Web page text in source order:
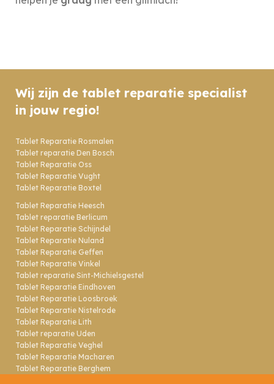
Wij zijn de tablet reparatie specialist
in jouw regio!
Tablet Reparatie Rosmalen
Tablet reparatie Den Bosch
Tablet Reparatie Oss
Tablet Reparatie Vught
Tablet Reparatie Boxtel
Tablet Reparatie Heesch
Tablet reparatie Berlicum
Tablet Reparatie Schijndel
Tablet Reparatie Nuland
Tablet Reparatie Geffen
Tablet Reparatie Vinkel
Tablet reparatie Sint-Michielsgestel
Tablet Reparatie Eindhoven
Tablet Reparatie Loosbroek
Tablet Reparatie Nistelrode
Tablet Reparatie Lith
Tablet reparatie Uden
Tablet Reparatie Veghel
Tablet Reparatie Macharen
Tablet Reparatie Berghem